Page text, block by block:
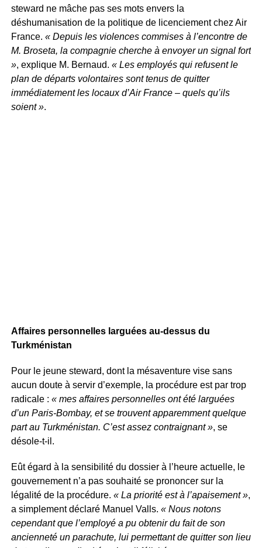
steward ne mâche pas ses mots envers la
déshumanisation de la politique de licenciement chez Air
France. « Depuis les violences commises à l’encontre de
M. Broseta, la compagnie cherche à envoyer un signal fort
», explique M. Bernaud. « Les employés qui refusent le
plan de départs volontaires sont tenus de quitter
immédiatement les locaux d’Air France – quels qu’ils
soient ».
Affaires personnelles larguées au-dessus du
Turkménistan
Pour le jeune steward, dont la mésaventure vise sans
aucun doute à servir d’exemple, la procédure est par trop
radicale : « mes affaires personnelles ont été larguées
d’un Paris-Bombay, et se trouvent apparemment quelque
part au Turkménistan. C’est assez contraignant », se
désole-t-il.
Eût égard à la sensibilité du dossier à l’heure actuelle, le
gouvernement n’a pas souhaité se prononcer sur la
légalité de la procédure. « La priorité est à l’apaisement »,
a simplement déclaré Manuel Valls. « Nous notons
cependant que l’employé a pu obtenir du fait de son
ancienneté un parachute, lui permettant de quitter son lieu